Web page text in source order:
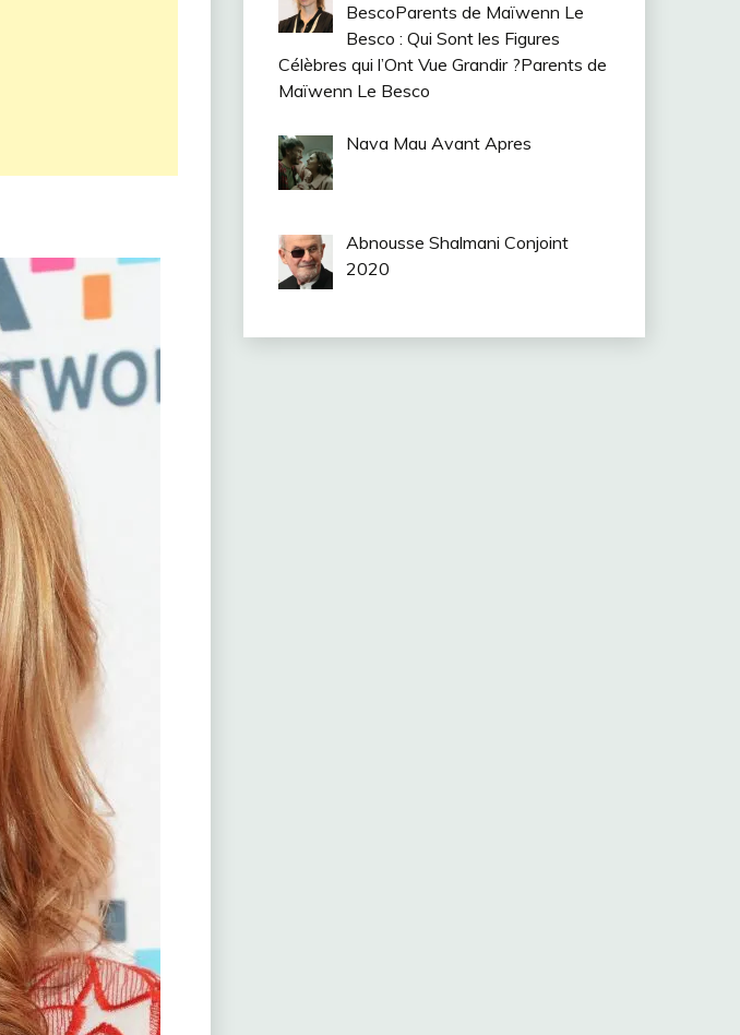
BescoParents de Maïwenn Le
Besco : Qui Sont les Figures
Célèbres qui l’Ont Vue Grandir ?Parents de
Maïwenn Le Besco
Nava Mau Avant Apres
Abnousse Shalmani Conjoint
2020